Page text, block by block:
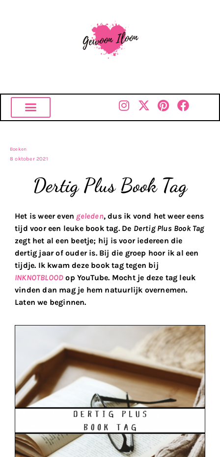
Boeken
8 oktober 2021
Dertig Plus Book Tag
Het is weer even geleden, dus ik vond het weer eens
tijd voor een leuke book tag. De Dertig Plus Book Tag
zegt het al een beetje; hij is voor iedereen die
dertig jaar of ouder is. Bij die groep hoor ik al een
tijdje. Ik kwam deze book tag tegen bij
INKNOTBLOOD op YouTube. Mocht je deze tag leuk
vinden dan mag je hem natuurlijk overnemen.
Laten we beginnen.